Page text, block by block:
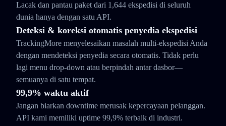
Lacak dan pantau paket dari 1,644 ekspedisi di seluruh
dunia hanya dengan satu API.
Deteksi & koreksi otomatis penyedia ekspedisi
TrackingMore menyelesaikan masalah multi-ekspedisi Anda
dengan mendeteksi penyedia secara otomatis. Tidak perlu
lagi menu drop-down atau berpindah antar dasbor—
semuanya di satu tempat.
99,9% waktu aktif
Jangan biarkan downtime merusak kepercayaan pelanggan.
API kami memiliki uptime 99,9% terbaik di industri.